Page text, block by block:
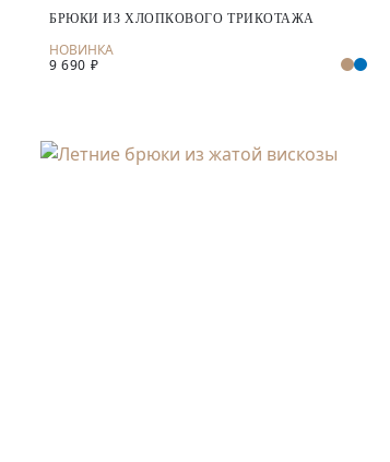
БРЮКИ ИЗ ХЛОПКОВОГО ТРИКОТАЖА
9 690 ₽